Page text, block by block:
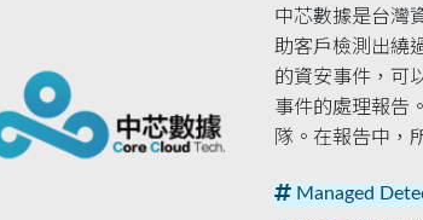
中芯數據是台灣
助客戶檢測出繞
的資安事件，可
事件的處理報告
隊。在報告中，
Managed